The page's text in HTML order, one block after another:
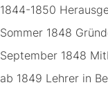
1844-1850
Sommer 1848
September 1848
ab 1849 Lehrer in